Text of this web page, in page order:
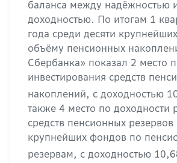
баланса между надёжностью
доходностью. По итогам 1
года среди десяти
объёму пенсионных
Сбербанка» показал 2 место
инвестирования средств
накоплений, с доходностью
также 4 место по доходности
средств пенсионных резервов
крупнейших фондов по
резервам, с доходностью